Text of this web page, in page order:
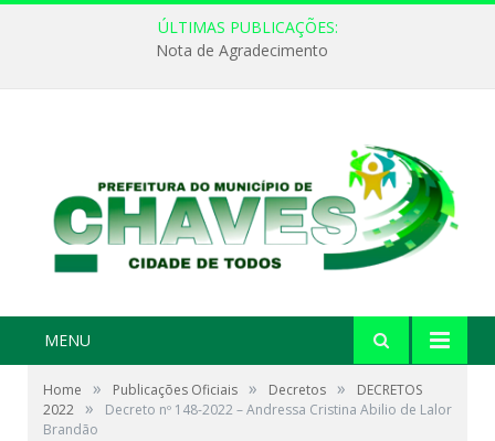
ÚLTIMAS PUBLICAÇÕES:
Nota de Agradecimento
MENU
Home » Publicações Oficiais » Decretos »
DECRETOS
2022 »
Decreto nº 148-2022 – Andressa Cristina Abilio de Lalor
Brandão